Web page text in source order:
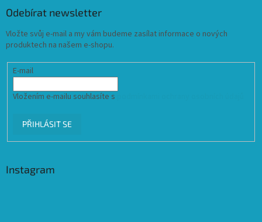
Odebírat newsletter
Vložte svůj e-mail a my vám budeme zasílat informace o nových
produktech na našem e-shopu.
E-mail
Vložením e-mailu souhlasíte s
PŘIHLÁSIT SE
Instagram